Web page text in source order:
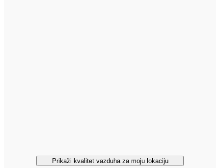
Prikaži kvalitet vazduha za moju lokaciju